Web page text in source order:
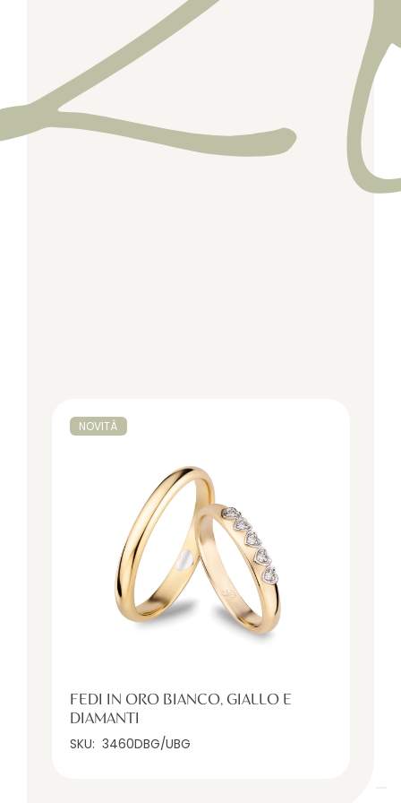
NOVITÀ
FEDI IN ORO BIANCO, GIALLO E
DIAMANTI
SKU: 3460DBG/UBG